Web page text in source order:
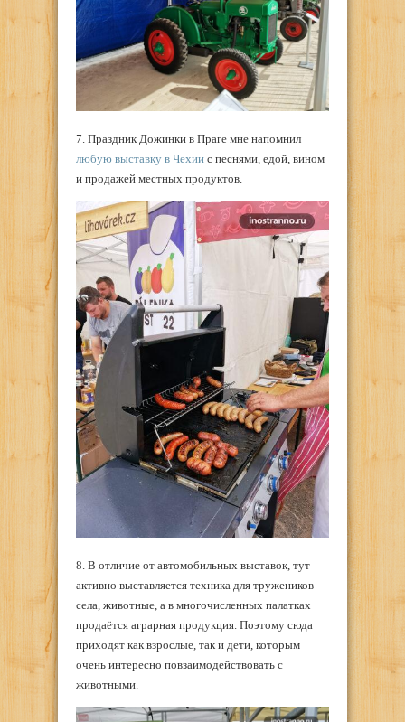
7. Праздник Дожинки в Праге мне напомнил
любую выставку в Чехии с песнями, едой, вином
и продажей местных продуктов.
8. В отличие от автомобильных выставок, тут
активно выставляется техника для тружеников
села, животные, а в многочисленных палатках
продаётся аграрная продукция. Поэтому сюда
приходят как взрослые, так и дети, которым
очень интересно повзаимодействовать с
животными.